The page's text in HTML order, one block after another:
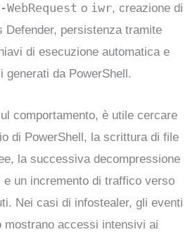
o iwr, creazione di
Defender, persistenza tramite
di esecuzione automatica e
generati da PowerShell.
comportamento, è utile cercare
di PowerShell, la scrittura di file
la successiva decompressione
un incremento di traffico verso
Nei casi di infostealer, gli eventi
mostrano accessi intensivi ai